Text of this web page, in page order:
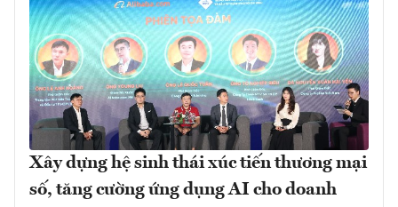
Xây dựng hệ sinh thái xúc tiến thương mại
số, tăng cường ứng dụng AI cho doanh